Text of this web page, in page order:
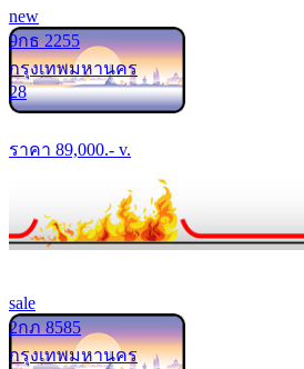
new
9กธ 2255
กรุงเทพมหานคร
28
ราคา 89,000.- v.
sale
2กภ 8585
กรุงเทพมหานคร